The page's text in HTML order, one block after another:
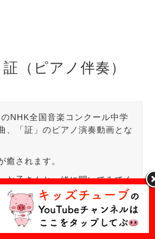
（ピアノ伴奏）
NHK全国音楽コンクール中学
、「証」のピアノ演奏動画とな
癒されます。
お子さんと一緒に聞いてみてく